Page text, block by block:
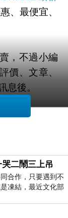
、最便宜、
，不過小編
價、文章、
息後。
啦。
可獲得最新
二鬧三上吊
合作，只要遇到不
凍結，最近文化部
在110年